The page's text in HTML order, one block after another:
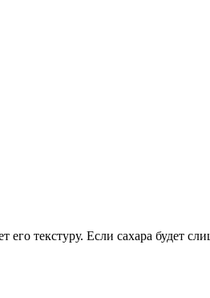
текстуру. Если сахара будет